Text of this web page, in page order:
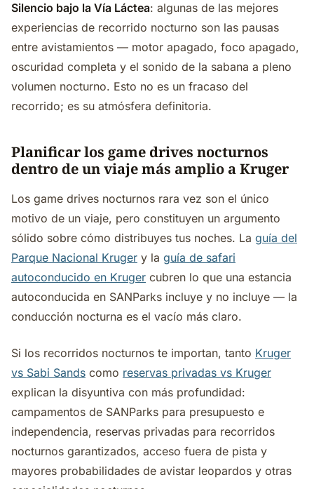
Silencio bajo la Vía Láctea: algunas de las mejores
experiencias de recorrido nocturno son las pausas
entre avistamientos — motor apagado, foco apagado,
oscuridad completa y el sonido de la sabana a pleno
volumen nocturno. Esto no es un fracaso del
recorrido; es su atmósfera definitoria.
Planificar los game drives nocturnos
dentro de un viaje más amplio a Kruger
Los game drives nocturnos rara vez son el único
motivo de un viaje, pero constituyen un argumento
sólido sobre cómo distribuyes tus noches. La guía del
Parque Nacional Kruger y la guía de safari
autoconducido en Kruger cubren lo que una estancia
autoconducida en SANParks incluye y no incluye — la
conducción nocturna es el vacío más claro.
Si los recorridos nocturnos te importan, tanto Kruger
vs Sabi Sands como reservas privadas vs Kruger
explican la disyuntiva con más profundidad:
campamentos de SANParks para presupuesto e
independencia, reservas privadas para recorridos
nocturnos garantizados, acceso fuera de pista y
mayores probabilidades de avistar leopardos y otras